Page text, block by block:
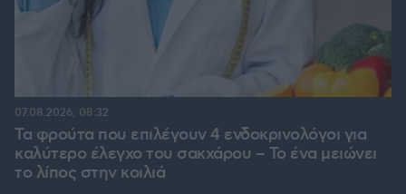
Τα φρούτα που επιλέγουν 4 ενδοκρινολόγοι για
καλύτερο έλεγχο του σακχάρου – Το ένα μειώνει
το λίπος στην κοιλιά
07.08.2026, 08:32